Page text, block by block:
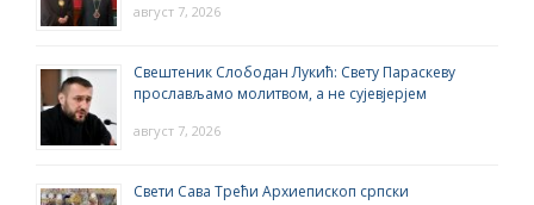
август 7, 2026
Свештеник Слободан Лукић: Свету Параскеву
прослављамо молитвом, а не сујевјерјем
август 7, 2026
Свети Сава Трећи Архиепископ српски